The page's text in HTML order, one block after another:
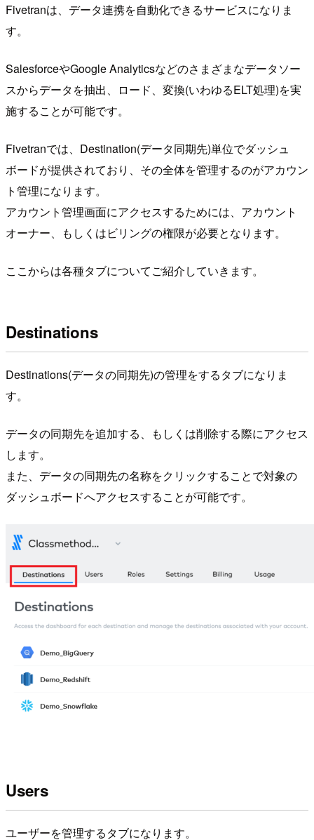
Fivetranは、データ連携を自動化できるサービスになりま
す。
SalesforceやGoogle Analyticsなどのさまざまなデータソー
スからデータを抽出、ロード、変換(いわゆるELT処理)を実
施することが可能です。
Fivetranでは、Destination(データ同期先)単位でダッシュ
ボードが提供されており、その全体を管理するのがアカウン
ト管理になります。
アカウント管理画面にアクセスするためには、アカウント
オーナー、もしくはビリングの権限が必要となります。
ここからは各種タブについてご紹介していきます。
Destinations
Destinations(データの同期先)の管理をするタブになりま
す。
データの同期先を追加する、もしくは削除する際にアクセス
します。
また、データの同期先の名称をクリックすることで対象の
ダッシュボードへアクセスすることが可能です。
Users
ユーザーを管理するタブになります。